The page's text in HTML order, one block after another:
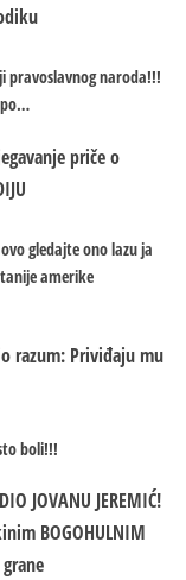
pravoslavnog naroda!!!
po…
priče o
gledajte ono lazu ja
amerike
razum: Priviđaju mu
boli!!!
JOVANU JEREMIĆ!
BOGOHULNIM